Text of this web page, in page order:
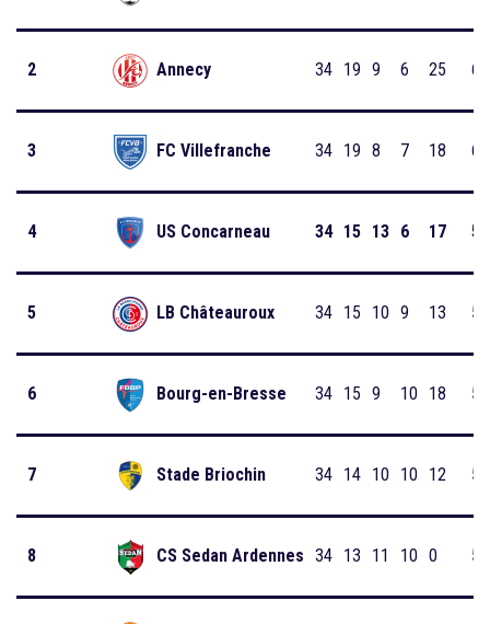
2 Annecy 34 19 9 6 25 66
3 FC Villefranche 34 19 8 7 18 65
4 US Concarneau 34 15 13 6 17 58
5 LB Châteauroux 34 15 10 9 13 55
6 Bourg-en-Bresse 34 15 9 10 18 54
7 Stade Briochin 34 14 10 10 12 52
8 CS Sedan Ardennes 34 13 11 10 0 50